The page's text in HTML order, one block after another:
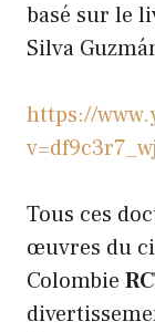
basé sur le
Silva
https://
Tous ces
œuvres du
Colombie